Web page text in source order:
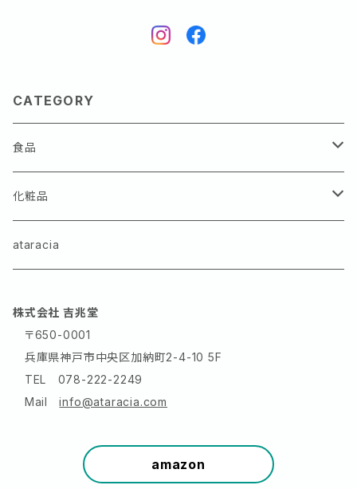
CATEGORY
食品
CBD 水溶性パウダー
CBD オイル
化粧品
スキンケア
ataracia
株式会社 吉兆堂
〒650-0001
兵庫県神戸市中央区加納町2-4-10 5F
TEL 078-222-2249
Mailinfo@ataracia.com
amazon